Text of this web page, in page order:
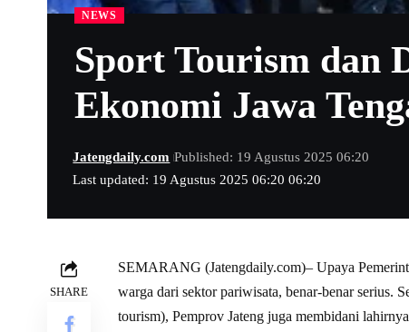
NEWS
Sport Tourism dan
Ekonomi Jawa
Last updated: 19 Agustus 2025 06:20 06:20
Jatengdaily.com Published: 19 Agustus 2025 06:20
SHARE
SEMARANG (Jatengdaily.com)– Upaya
warga dari sektor pariwisata, benar-benar serius.
tourism), Pemprov Jateng juga membidani